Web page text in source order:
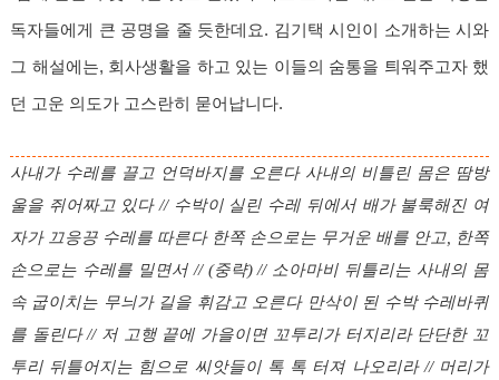
독자들에게 큰 공명을 줄 듯한데요. 김기택 시인이 소개하는 시와
그 해설에는, 회사생활을 하고 있는 이들의 숨통을 틔워주고자 했
던 고운 의도가 고스란히 묻어납니다.
사내가 수레를 끌고 언덕바지를 오른다 사내의 비틀린 몸은 땀방
울을 쥐어짜고 있다 // 수박이 실린 수레 뒤에서 배가 불룩해진 여
자가 끄응끙 수레를 따른다 한쪽 손으로는 무거운 배를 안고, 한쪽
손으로는 수레를 밀면서 // (중략) // 소아마비 뒤틀리는 사내의 몸
속 굽이치는 무늬가 길을 휘감고 오른다 만삭이 된 수박 수레바퀴
를 돌린다 // 저 고행 끝에 가을이면 꼬투리가 터지리라 단단한 꼬
투리 뒤틀어지는 힘으로 씨앗들이 톡 톡 터져 나오리라 // 머리가